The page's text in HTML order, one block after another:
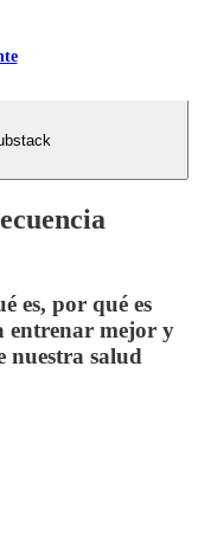
es, por qué es
entrenar mejor y
nuestra salud